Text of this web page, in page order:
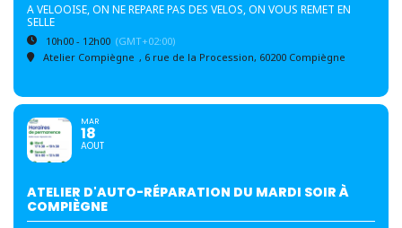
A VELOOISE, ON NE REPARE PAS DES VELOS, ON VOUS REMET EN
SELLE
10h00 - 12h00 (GMT+02:00)
Atelier Compiègne , 6 rue de la Procession, 60200 Compiègne
MAR
18
AOUT
ATELIER D'AUTO-RÉPARATION DU MARDI SOIR À
COMPIÈGNE